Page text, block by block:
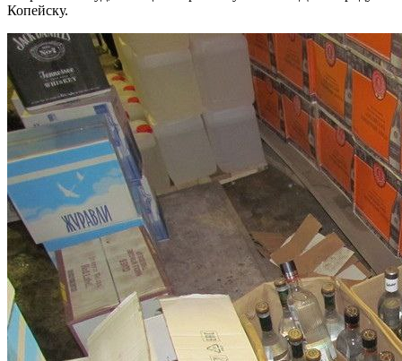
Копейску.